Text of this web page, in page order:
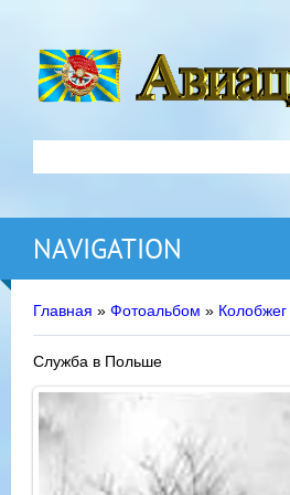
NAVIGATION
Главная » Фотоальбом » Колобжег
Служба в Польше